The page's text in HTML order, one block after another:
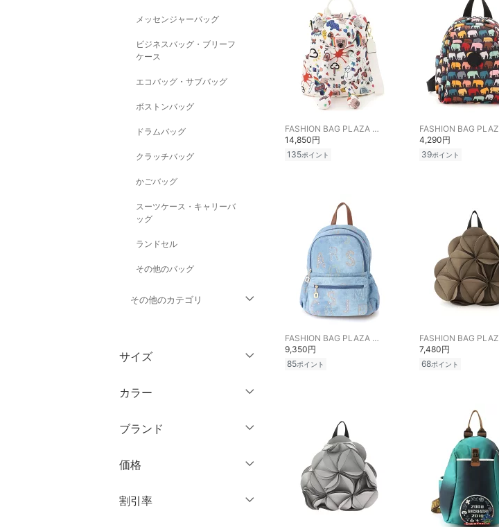
メッセンジャーバッグ
ビジネスバッグ・ブリーフ
ケース
エコバッグ・サブバッグ
ボストンバッグ
ドラムバッグ
クラッチバッグ
かごバッグ
スーツケース・キャリーバ
ッグ
ランドセル
その他のバッグ
その他のカテゴリ
ジャケット・アウター
パンツ
ワンピース・ドレス
スカート
オールインワン・オーバ
ーオール
サイズ
M
XL
カラー
ブランド
価格
割引率
FASHION BAG PLAZA らみー
14,850円
135ポイント
4,290円
39ポイント
FASHION BAG PLAZA らみー
9,350円
85ポイント
7,480円
68ポイント